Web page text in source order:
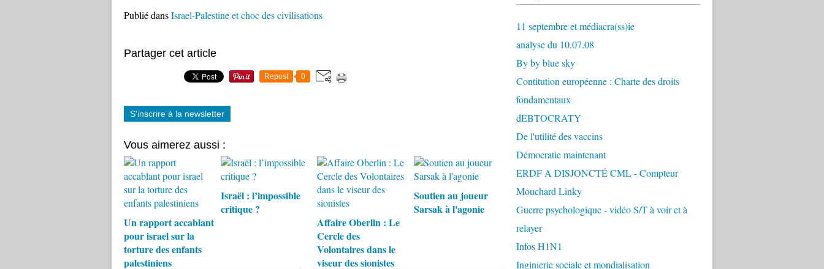
Publié dansIsrael-Palestine et choc des civilisations
Partager cet article
Repost 0
S'inscrire à la newsletter
Vous aimerez aussi :
Un rapport accablant
pour israel sur la
torture des enfants
palestiniens
Israël : l’impossible
critique ?
Affaire Oberlin : Le
Cercle des
Volontaires dans le
viseur des sionistes
Soutien au joueur
Sarsak à l'agonie
11 septembre et médiacra(ss)ie
analyse du 10.07.08
By by blue sky
Contitution européenne : Charte des droits
fondamentaux
dEBTOCRATY
De l'utilité des vaccins
Démocratie maintenant
ERDF A DISJONCTÉ CML - Compteur
Mouchard Linky
Guerre psychologique - vidéo S/T à voir et à
relayer
Infos H1N1
Inginierie sociale et mondialisation